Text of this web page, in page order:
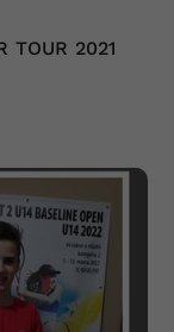
TOUR 2021